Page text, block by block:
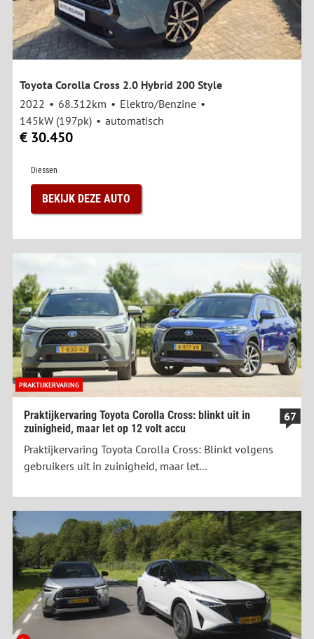
Toyota Corolla Cross 2.0 Hybrid 200 Style
2022
68.312km
Elektro/Benzine
145kW (197pk)
automatisch
€ 30.450
Diessen
BEKIJK DEZE AUTO
PRAKTIJKERVARING
Praktijkervaring Toyota Corolla Cross: blinkt uit in
zuinigheid, maar let op 12 volt accu
67
Praktijkervaring Toyota Corolla Cross: Blinkt volgens
gebruikers uit in zuinigheid, maar let...